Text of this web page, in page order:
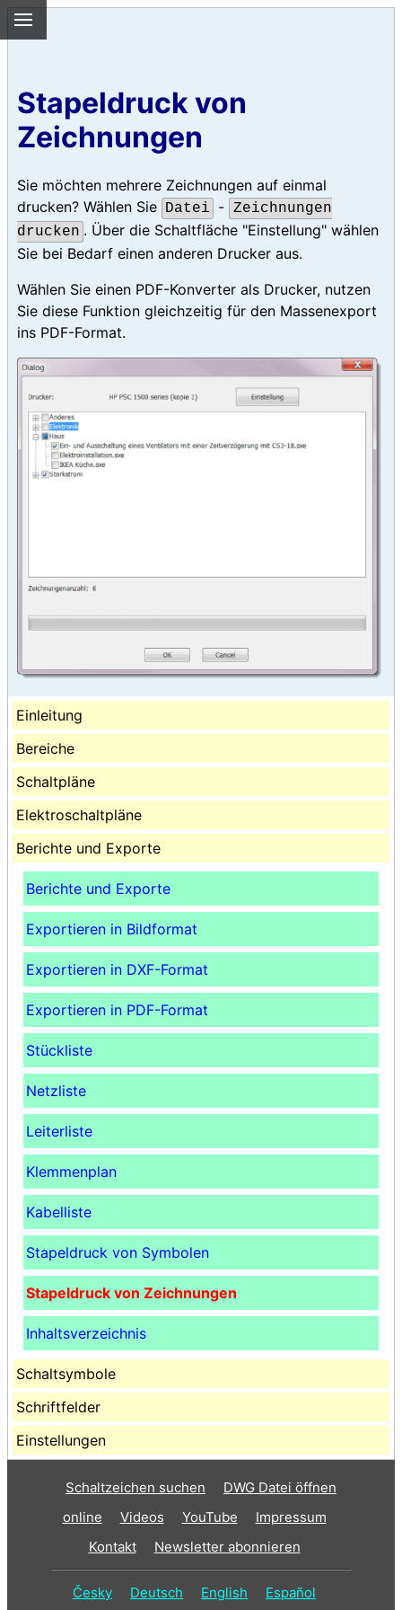
Stapeldruck von
Zeichnungen
Sie möchten mehrere Zeichnungen auf einmal
drucken? Wählen Sie Datei - Zeichnungen
drucken . Über die Schaltfläche "Einstellung" wählen
Sie bei Bedarf einen anderen Drucker aus.
Wählen Sie einen PDF-Konverter als Drucker, nutzen
Sie diese Funktion gleichzeitig für den Massenexport
ins PDF-Format.
Einleitung
Bereiche
Schaltpläne
Elektroschaltpläne
Berichte und Exporte
Berichte und Exporte
Exportieren in Bildformat
Exportieren in DXF-Format
Exportieren in PDF-Format
Stückliste
Netzliste
Leiterliste
Klemmenplan
Kabelliste
Stapeldruck von Symbolen
Stapeldruck von Zeichnungen
Inhaltsverzeichnis
Schaltsymbole
Schriftfelder
Einstellungen
Schaltzeichen suchen
DWG Datei öffnen
online
Videos YouTube
Impressum
Kontakt
Newsletter abonnieren
Česky Deutsch English Español